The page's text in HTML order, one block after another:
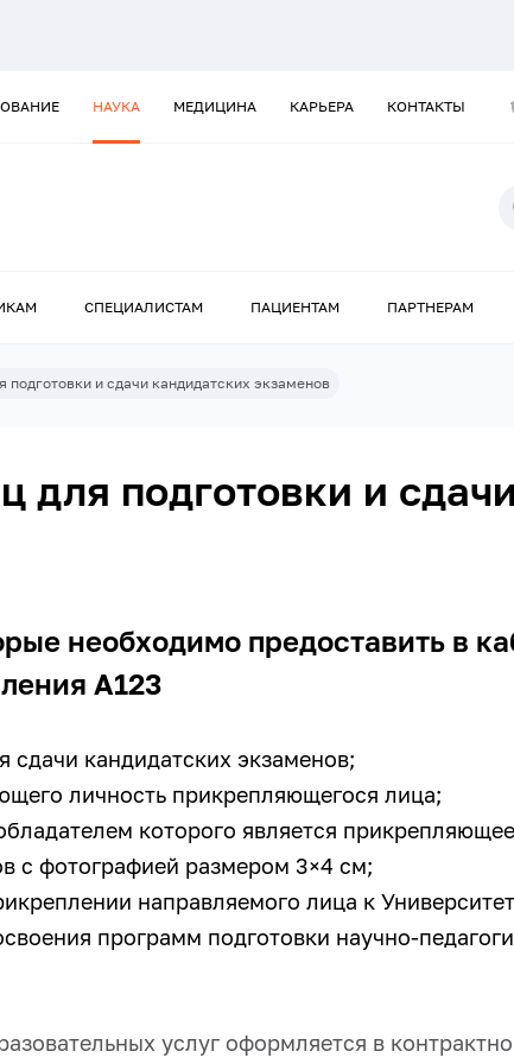
НАУКА МЕДИЦИНА КАРЬЕРА КОНТАКТЫ
СПЕЦИАЛИСТАМ ПАЦИЕНТАМ ПАРТНЕРАМ
подготовки и сдачи кандидатских экзаменов
для подготовки и
необходимо предоставить в
А123
сдачи кандидатских экзаменов;
личность прикрепляющегося лица;
которого является
с фотографией размером 3×4 см;
направляемого лица к
программ подготовки научно-
услуг оформляется в